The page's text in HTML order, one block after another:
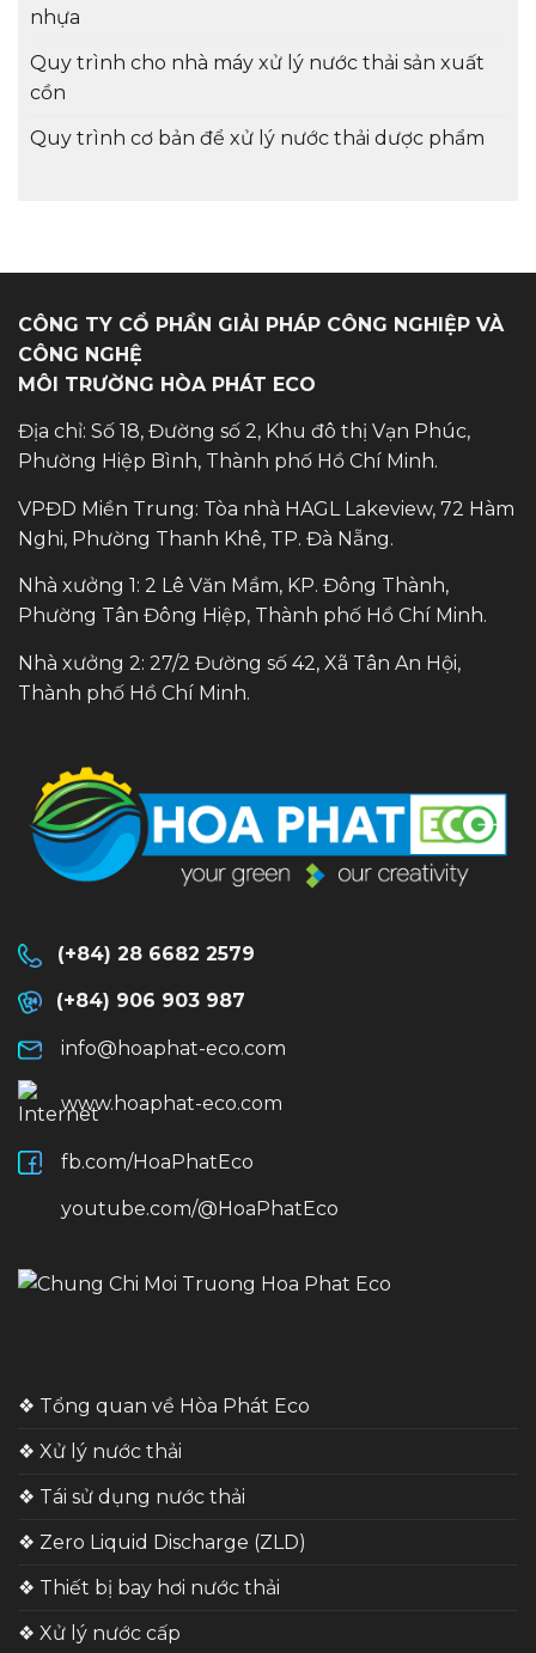
nhựa
Quy trình cho nhà máy xử lý nước thải sản xuất
cồn
Quy trình cơ bản để xử lý nước thải dược phẩm
CÔNG TY CỔ PHẦN GIẢI PHÁP CÔNG NGHIỆP VÀ
CÔNG NGHỆ
MÔI TRƯỜNG HÒA PHÁT ECO
Địa chỉ: Số 18, Đường số 2, Khu đô thị Vạn Phúc,
Phường Hiệp Bình, Thành phố Hồ Chí Minh.
VPĐD Miền Trung: Tòa nhà HAGL Lakeview, 72 Hàm
Nghi, Phường Thanh Khê, TP. Đà Nẵng.
Nhà xưởng 1: 2 Lê Văn Mầm, KP. Đông Thành,
Phường Tân Đông Hiệp, Thành phố Hồ Chí Minh.
Nhà xưởng 2: 27/2 Đường số 42, Xã Tân An Hội,
Thành phố Hồ Chí Minh.
(+84) 28 6682 2579
(+84) 906 903 987
info@hoaphat-eco.com
www.hoaphat-eco.com
fb.com/HoaPhatEco
youtube.com/@HoaPhatEco
❖ Tổng quan về Hòa Phát Eco
❖ Xử lý nước thải
❖ Tái sử dụng nước thải
❖ Zero Liquid Discharge (ZLD)
❖ Thiết bị bay hơi nước thải
❖ Xử lý nước cấp